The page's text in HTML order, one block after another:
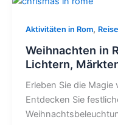
Aktivitäten in Rom,
Weihnachten in
Lichtern,
Erleben Sie die
Entdecken Sie